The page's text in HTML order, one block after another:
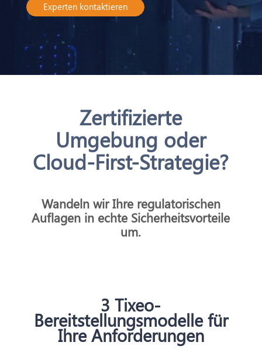
Experten kontaktieren
Zertifizierte
Umgebung oder
Cloud-First-Strategie?
Wandeln wir Ihre regulatorischen
Auflagen in echte Sicherheitsvorteile
um.
3 Tixeo-
Bereitstellungsmodelle für
Ihre Anforderungen